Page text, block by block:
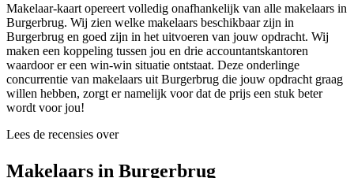
Makelaar-kaart opereert volledig onafhankelijk van alle makelaars in
Burgerbrug. Wij zien welke makelaars beschikbaar zijn in
Burgerbrug en goed zijn in het uitvoeren van jouw opdracht. Wij
maken een koppeling tussen jou en drie accountantskantoren
waardoor er een win-win situatie ontstaat. Deze onderlinge
concurrentie van makelaars uit Burgerbrug die jouw opdracht graag
willen hebben, zorgt er namelijk voor dat de prijs een stuk beter
wordt voor jou!
Lees de recensies over
Makelaars in Burgerbrug